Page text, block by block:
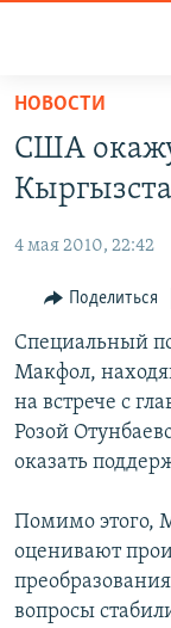
Вернуться
основному
содержанию
Вернутся
навигации
Вернутся
поиску
УЗБЕКИСТАН
ТАДЖИКИСТАН
ВОЙНА В
НА ДРУГИХ
ҚАЗАҚША
КЫРГЫЗЧА
ЎЗБЕКЧА
ТОҶИКӢ
TÜRKMENÇE
Все сайты
НОВОСТИ
США
4 мая 2010, 22:42
Поделиться
Специальный
Макфол,
на встрече с
Розой
оказать
Помимо этого,
оценивают
вопросы